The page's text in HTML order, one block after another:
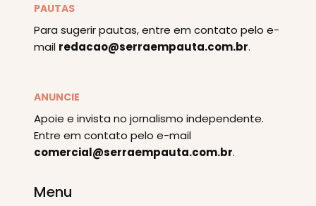
PAUTAS
Para sugerir pautas, entre em contato pelo e-
mail redacao@serraempauta.com.br.
ANUNCIE
Apoie e invista no jornalismo independente.
Entre em contato pelo e-mail
comercial@serraempauta.com.br.
Menu